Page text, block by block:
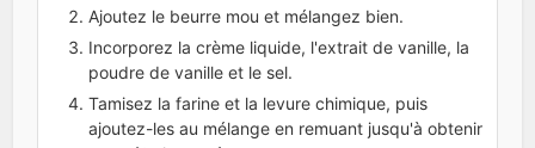
Ajoutez le beurre mou et mélangez bien.
Incorporez la crème liquide, l'extrait de vanille, la
poudre de vanille et le sel.
Tamisez la farine et la levure chimique, puis
ajoutez-les au mélange en remuant jusqu'à obtenir